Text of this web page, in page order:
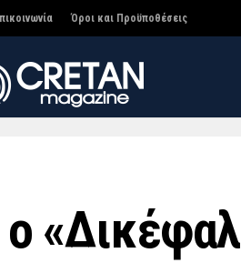
Όροι και Προϋποθέσεις